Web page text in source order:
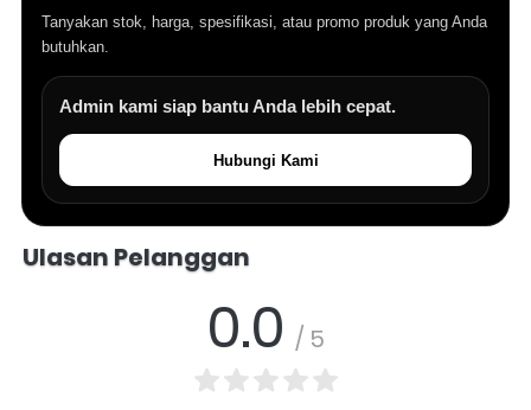
Tanyakan stok, harga, spesifikasi, atau promo produk yang Anda
butuhkan.
Admin kami siap bantu Anda lebih cepat.
Hubungi Kami
Ulasan Pelanggan
0.0 / 5